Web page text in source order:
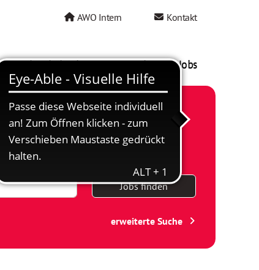
AWO Intern Kontakt
AWO als Arbeitgeber Mein AWO Jobs
Jobs finden
erweiterte Suche